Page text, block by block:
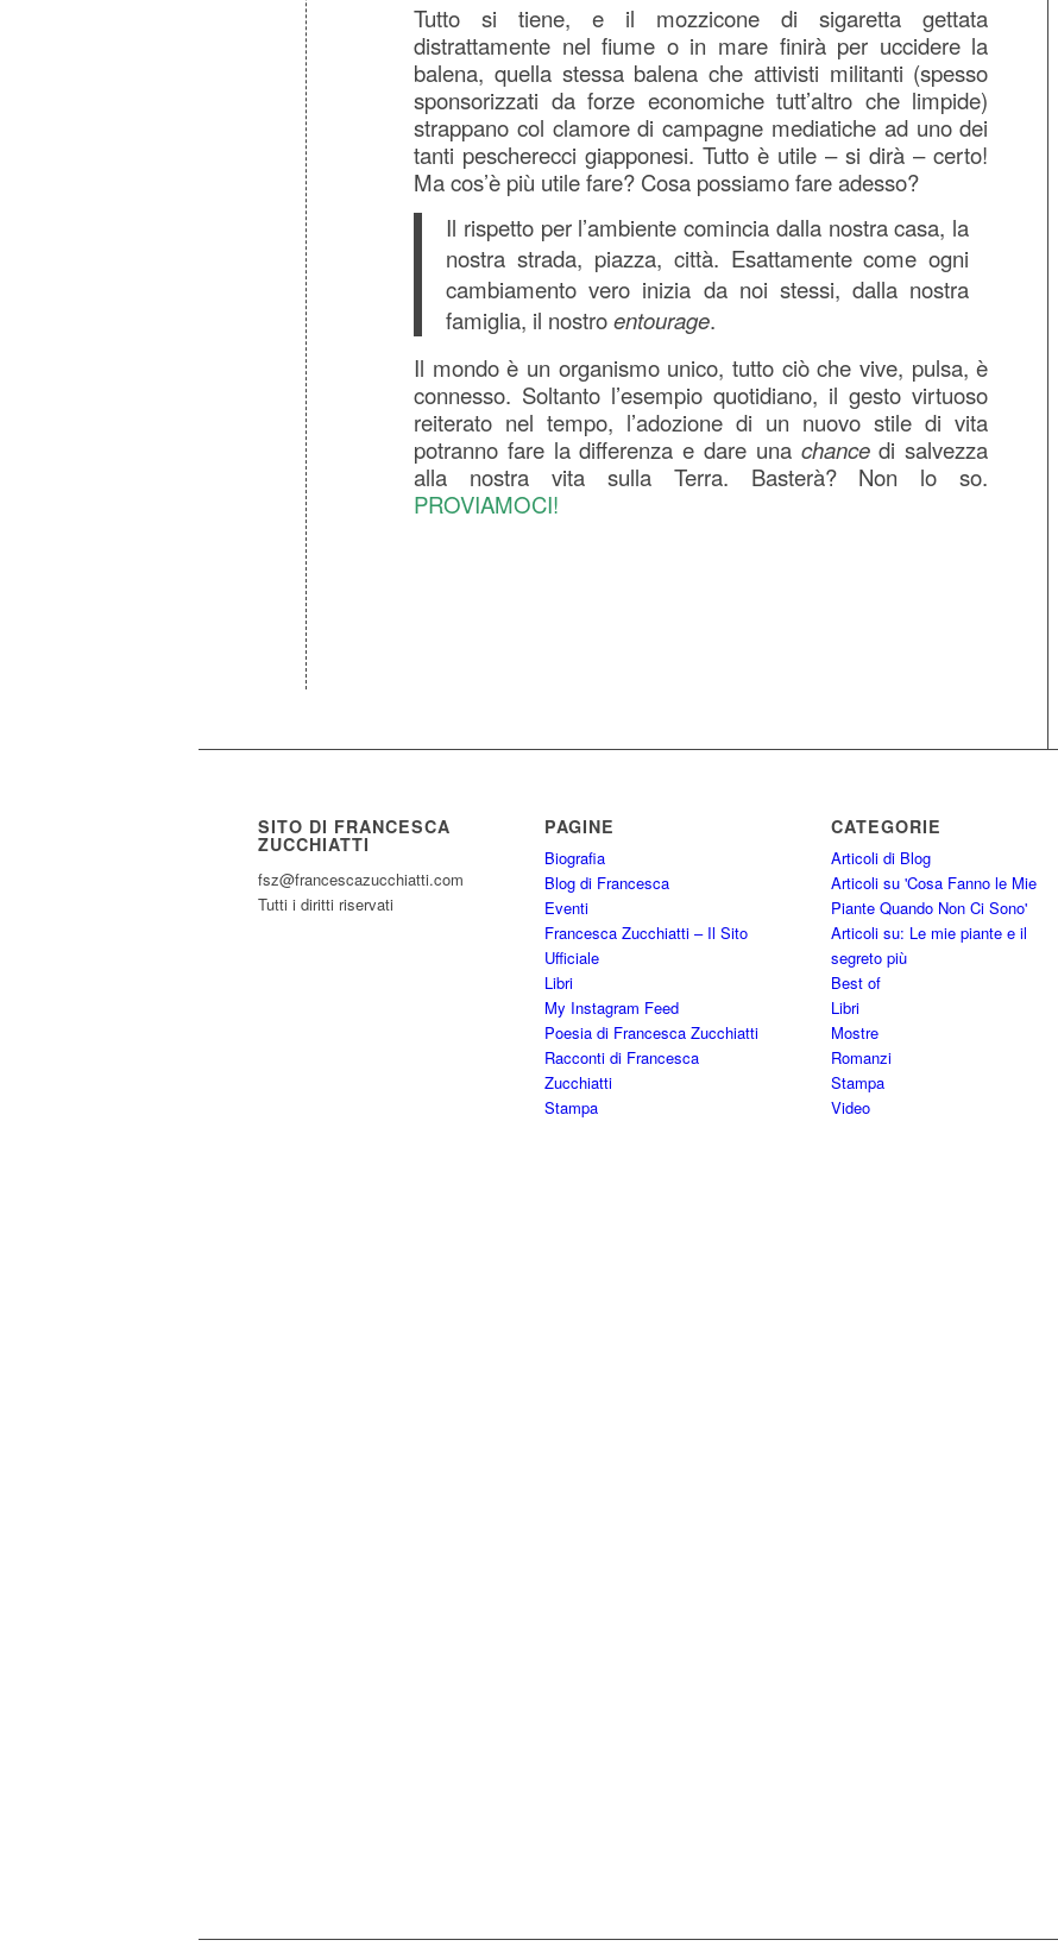
Tutto si tiene, e il mozzicone di sigaretta gettata
distrattamente nel fiume o in mare finirà per uccidere la
balena, quella stessa balena che attivisti militanti (spesso
sponsorizzati da forze economiche tutt’altro che limpide)
strappano col clamore di campagne mediatiche ad uno dei
tanti pescherecci giapponesi. Tutto è utile – si dirà – certo!
Ma cos’è più utile fare? Cosa possiamo fare adesso?
Il rispetto per l’ambiente comincia dalla nostra casa, la
nostra strada, piazza, città. Esattamente come ogni
cambiamento vero inizia da noi stessi, dalla nostra
famiglia, il nostroentourage.
Il mondo è un organismo unico, tutto ciò che vive, pulsa, è
connesso. Soltanto l’esempio quotidiano, il gesto virtuoso
reiterato nel tempo, l’adozione di un nuovo stile di vita
potranno fare la differenza e dare una chancedi salvezza
alla nostra vita sulla Terra. Basterà? Non lo so.
PROVIAMOCI!
SITO DI FRANCESCA
ZUCCHIATTI
fsz@francescazucchiatti.com
Tutti i diritti riservati
PAGINE
Biografia
Blog di Francesca
Eventi
Francesca Zucchiatti – Il Sito
Ufficiale
Libri
My Instagram Feed
Poesia di Francesca Zucchiatti
Racconti di Francesca
Zucchiatti
Stampa
CATEGORIE
Articoli di Blog
Articoli su 'Cosa Fanno le Mie
Piante Quando Non Ci Sono'
Articoli su: Le mie piante e il
segreto più
Best of
Libri
Mostre
Romanzi
Stampa
Video